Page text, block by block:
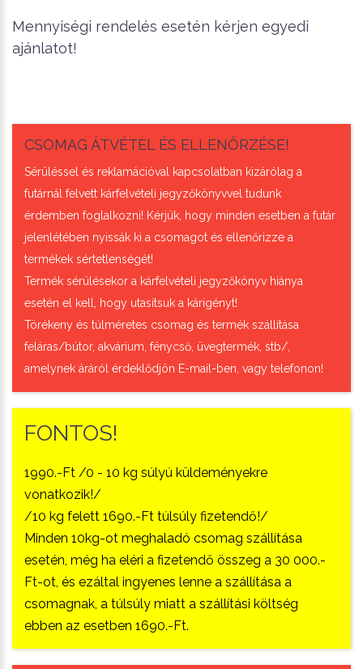
Mennyiségi rendelés esetén kérjen egyedi
ajánlatot!
CSOMAG ÁTVÉTEL ÉS ELLENŐRZÉSE!
Sérüléssel és reklamációval kapcsolatban kizárólag a
futárnál felvett kárfelvételi jegyzőkönyvvel tudunk
érdemben foglalkozni! Kérjük, hogy minden esetben a futár
jelenlétében nyissák ki a csomagot és ellenőrizze a
termékek sértetlenségét!
Termék sérülésekor a kárfelvételi jegyzőkönyv hiánya
esetén el kell, hogy utasítsuk a kárigényt!
Törékeny és túlméretes csomag és termék szállítása
feláras/bútor, akvárium, fénycső, üvegtermék, stb/,
amelynek áráról érdeklődjön E-mail-ben, vagy telefonon!
FONTOS!
1990.-Ft /0 - 10 kg súlyú küldeményekre
vonatkozik!/
/10 kg felett 1690.-Ft túlsúly fizetendő!/
Minden 10kg-ot meghaladó csomag szállítása
esetén, még ha eléri a fizetendő összeg a 30 000.-
Ft-ot, és ezáltal ingyenes lenne a szállítása a
csomagnak, a túlsúly miatt a szállítási költség
ebben az esetben 1690.-Ft.